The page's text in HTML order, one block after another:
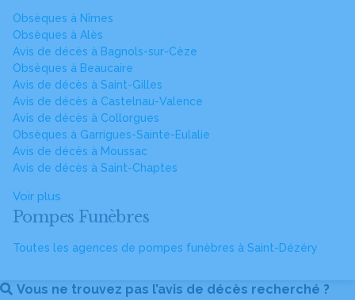
Obsèques à Nîmes
Obsèques à Alès
Avis de décès à Bagnols-sur-Cèze
Obsèques à Beaucaire
Avis de décès à Saint-Gilles
Avis de décès à Castelnau-Valence
Avis de décès à Collorgues
Obsèques à Garrigues-Sainte-Eulalie
Avis de décès à Moussac
Avis de décès à Saint-Chaptes
Voir plus
Pompes Funèbres
Toutes les agences de pompes funèbres à Saint-Dézéry
Vous ne trouvez pas l’avis de décès recherché ?